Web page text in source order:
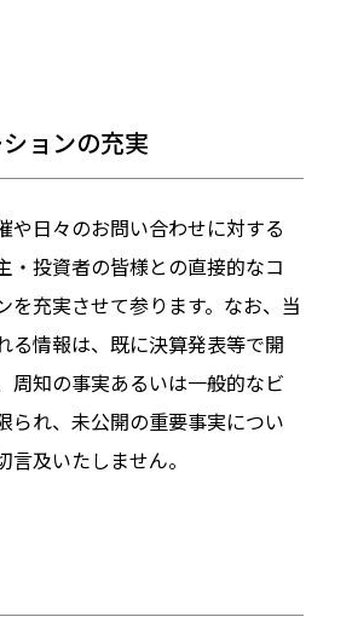
ョンの充実
や日々のお問い合わせに対する
・投資者の皆様との直接的なコ
を充実させて参ります。なお、当
る情報は、既に決算発表等で開
周知の事実あるいは一般的なビ
られ、未公開の重要事実につい
及いたしません。